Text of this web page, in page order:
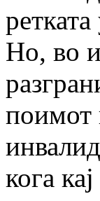
Но, во
поимот
кога